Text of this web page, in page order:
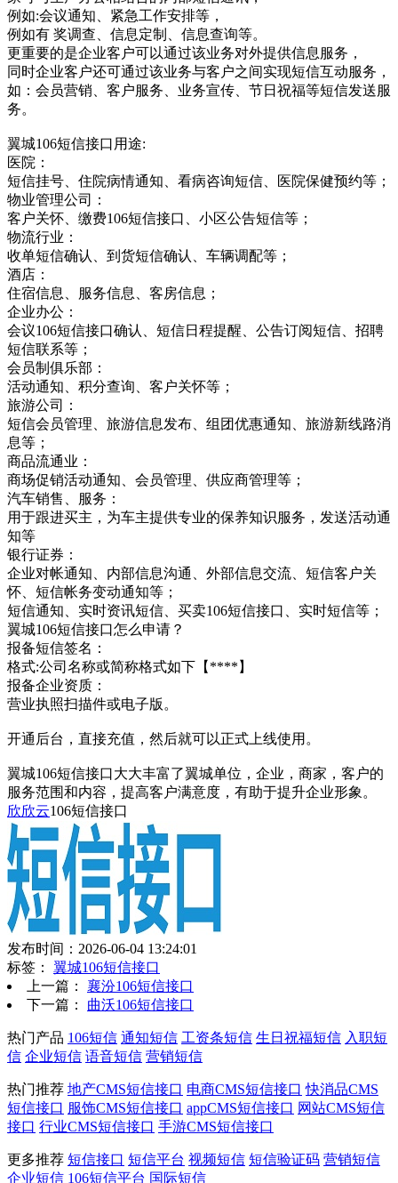
例如:会议通知、紧急工作安排等，
例如有 奖调查、信息定制、信息查询等。
更重要的是企业客户可以通过该业务对外提供信息服务，
同时企业客户还可通过该业务与客户之间实现短信互动服务，
如：会员营销、客户服务、业务宣传、节日祝福等短信发送服
务。
翼城106短信接口用途:
医院：
短信挂号、住院病情通知、看病咨询短信、医院保健预约等；
物业管理公司：
客户关怀、缴费106短信接口、小区公告短信等；
物流行业：
收单短信确认、到货短信确认、车辆调配等；
酒店：
住宿信息、服务信息、客房信息；
企业办公：
会议106短信接口确认、短信日程提醒、公告订阅短信、招聘
短信联系等；
会员制俱乐部：
活动通知、积分查询、客户关怀等；
旅游公司：
短信会员管理、旅游信息发布、组团优惠通知、旅游新线路消
息等；
商品流通业：
商场促销活动通知、会员管理、供应商管理等；
汽车销售、服务：
用于跟进买主，为车主提供专业的保养知识服务，发送活动通
知等
银行证券：
企业对帐通知、内部信息沟通、外部信息交流、短信客户关
怀、短信帐务变动通知等；
短信通知、实时资讯短信、买卖106短信接口、实时短信等；
翼城106短信接口怎么申请？
报备短信签名：
格式:公司名称或简称格式如下【****】
报备企业资质：
营业执照扫描件或电子版。
开通后台，直接充值，然后就可以正式上线使用。
翼城106短信接口大大丰富了翼城单位，企业，商家，客户的
服务范围和内容，提高客户满意度，有助于提升企业形象。
欣欣云106短信接口
发布时间：2026-06-04 13:24:01
标签： 翼城106短信接口
上一篇： 襄汾106短信接口
下一篇： 曲沃106短信接口
热门产品 106短信 通知短信 工资条短信 生日祝福短信 入职短
信 企业短信 语音短信 营销短信
热门推荐 地产CMS短信接口 电商CMS短信接口 快消品CMS
短信接口 服饰CMS短信接口 appCMS短信接口 网站CMS短信
接口 行业CMS短信接口 手游CMS短信接口
更多推荐 短信接口 短信平台 视频短信 短信验证码 营销短信
企业短信 106短信平台 国际短信